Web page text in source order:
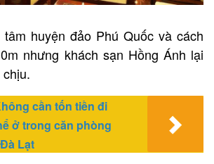
huyện đảo Phú Quốc và cách
nhưng khách sạn Hồng Ánh lại
cần tốn tiền đi
ở trong căn phòng
Lạt